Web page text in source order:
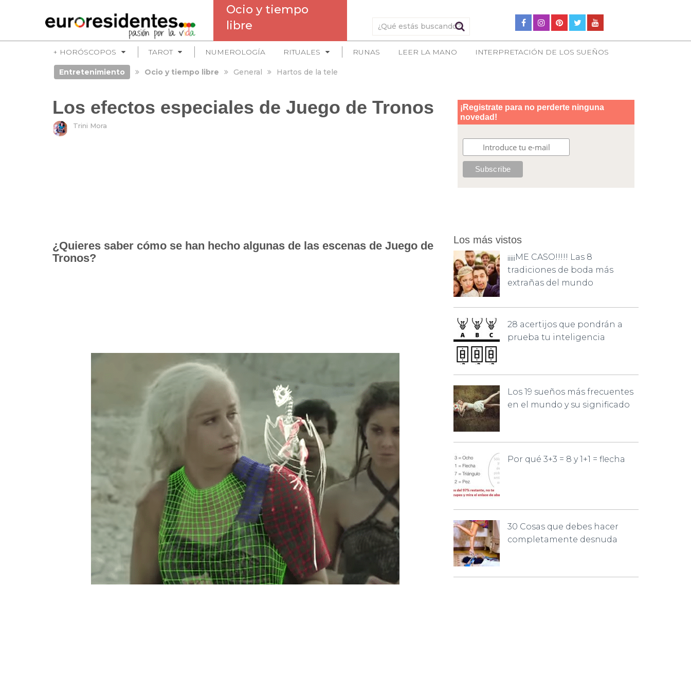
Ocio y tiempo
libre
+ HORÓSCOPOS TAROT NUMEROLOGÍA RITUALES RUNAS LEER LA MANO INTERPRETACIÓN DE LOS SUEÑOS
Entretenimiento Ocio y tiempo libre General Hartos de la tele
Los efectos especiales de Juego de Tronos
Trini Mora
¿Quieres saber cómo se han hecho algunas de las escenas de Juego de
Tronos?
Los más vistos
¡¡¡¡¡ME CASO!!!!! Las 8
tradiciones de boda más
extrañas del mundo
28 acertijos que pondrán a
prueba tu inteligencia
Los 19 sueños más frecuentes
en el mundo y su significado
Por qué 3+3 = 8 y 1+1 = flecha
30 Cosas que debes hacer
completamente desnuda